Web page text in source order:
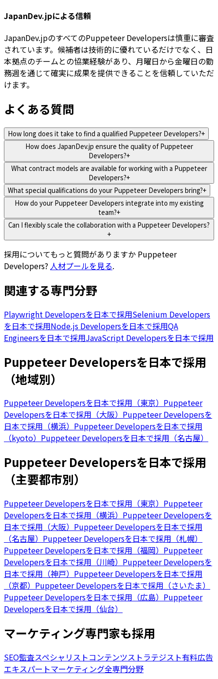
JapanDev.jpによる信頼
JapanDev.jpのすべてのPuppeteer Developersは慎重に審査
されています。候補者は技術的に優れているだけでなく、日
本拠点のチームとの協業経験があり、月曜日から金曜日の勤
務週を通じて確実に成果を提供できることを信頼していただ
けます。
よくある質問
How long does it take to find a qualified Puppeteer Developers?+
How does JapanDev.jp ensure the quality of Puppeteer
Developers?+
What contract models are available for working with a Puppeteer
Developers?+
What special qualifications do your Puppeteer Developers bring?+
How do your Puppeteer Developers integrate into my existing
team?+
Can I flexibly scale the collaboration with a Puppeteer Developers?
+
採用についてもっと質問がありますか Puppeteer
Developers? 人材プールを見る.
関連する専門分野
Playwright Developersを日本で採用Selenium Developers
を日本で採用Node.js Developersを日本で採用QA
Engineersを日本で採用JavaScript Developersを日本で採用
Puppeteer Developersを日本で採用
（地域別）
Puppeteer Developersを日本で採用（東京） Puppeteer
Developersを日本で採用（大阪） Puppeteer Developersを
日本で採用（横浜） Puppeteer Developersを日本で採用
（kyoto） Puppeteer Developersを日本で採用（名古屋）
Puppeteer Developersを日本で採用
（主要都市別）
Puppeteer Developersを日本で採用（東京） Puppeteer
Developersを日本で採用（横浜） Puppeteer Developersを
日本で採用（大阪） Puppeteer Developersを日本で採用
（名古屋） Puppeteer Developersを日本で採用（札幌）
Puppeteer Developersを日本で採用（福岡） Puppeteer
Developersを日本で採用（川崎） Puppeteer Developersを
日本で採用（神戸） Puppeteer Developersを日本で採用
（京都） Puppeteer Developersを日本で採用（さいたま）
Puppeteer Developersを日本で採用（広島） Puppeteer
Developersを日本で採用（仙台）
マーケティング専門家も採用
SEO監査スペシャリストコンテンツストラテジスト有料広告
エキスパートマーケティング全専門分野